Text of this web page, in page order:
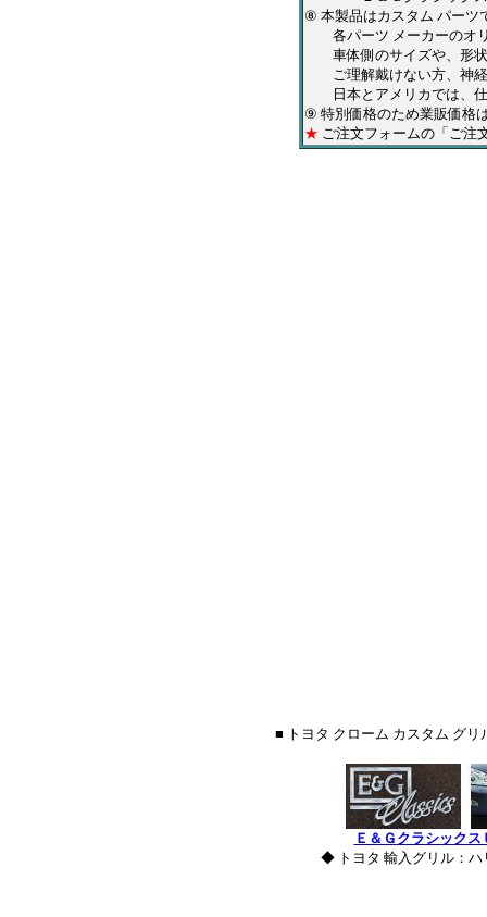
⑧ 本製品はカスタム パーツ
各パーツ メーカーのオリ
車体側のサイズや、形状
ご理解戴けない方、神経
日本とアメリカでは、仕
⑨ 特別価格のため業販価格
★ ご注文フォームの「ご注
■ トヨタ クローム カスタム グ
Ｅ＆Ｇクラシックス
◆ トヨタ 輸入グリル：ハ